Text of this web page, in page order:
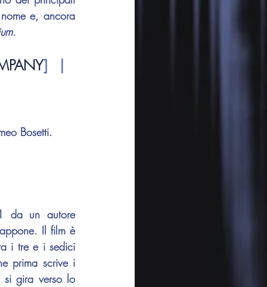
e, ancora
.
Bosetti.
da un autore
Il film è
i tre e i sedici
prima scrive i
si gira verso lo